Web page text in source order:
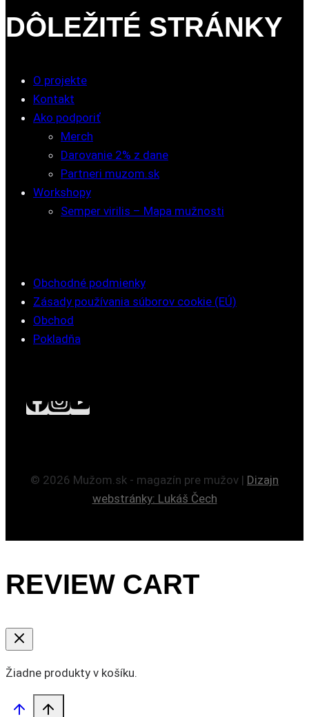
DÔLEŽITÉ STRÁNKY
O projekte
Kontakt
Ako podporiť
Merch
Darovanie 2% z dane
Partneri muzom.sk
Workshopy
Semper virilis – Mapa mužnosti
Obchodné podmienky
Zásady používania súborov cookie (EÚ)
Obchod
Pokladňa
© 2026 Mužom.sk - magazín pre mužov | Dizajn
webstránky: Lukáš Čech
REVIEW CART
Žiadne produkty v košíku.